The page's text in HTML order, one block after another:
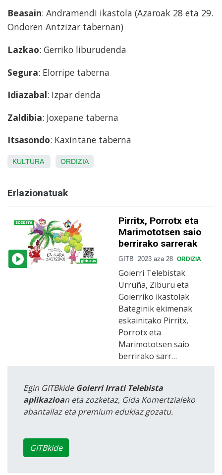
Beasain: Andramendi ikastola (Azaroak 28 eta 29.
Ondoren Antzizar tabernan)
Lazkao: Gerriko liburudenda
Segura: Elorripe taberna
Idiazabal: Izpar denda
Zaldibia: Joxepane taberna
Itsasondo: Kaxintane taberna
KULTURA ORDIZIA
Erlazionatuak
Pirritx, Porrotx eta
Marimototsen saio
berrirako sarrerak
GITB 2023 aza 28 ORDIZIA
Goierri Telebistak
Urruña, Ziburu eta
Goierriko ikastolak
Bateginik ekimenak
eskainitako Pirritx,
Porrotx eta
Marimototsen saio
berrirako sarr…
Egin GITBkide Goierri Irrati Telebista
aplikazioan eta zozketaz, Gida Komertzialeko
abantailaz eta premium edukiaz gozatu.
GITBkide